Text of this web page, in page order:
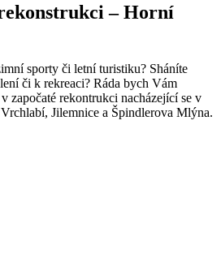
– Horní
sporty či letní turistiku? Sháníte
či k rekreaci? Ráda bych Vám
započaté rekontrukci nacházející se v
Jilemnice a Špindlerova Mlýna.